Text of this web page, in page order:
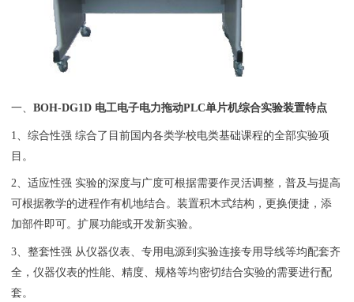
一、BOH-DG1D 电工电子电力拖动PLC单片机综合实验装置特点
1、综合性强 综合了目前国内各类学校电类基础课程的全部实验项
目。
2、适应性强 实验的深度与广度可根据需要作灵活调整，普及与提高
可根据教学的进程作有机地结合。装置积木式结构，更换便捷，添
加部件即可。扩展功能或开发新实验。
3、整套性强 从仪器仪表、专用电源到实验连接专用导线等均配套齐
全，仪器仪表的性能、精度、规格等均密切结合实验的需要进行配
套。